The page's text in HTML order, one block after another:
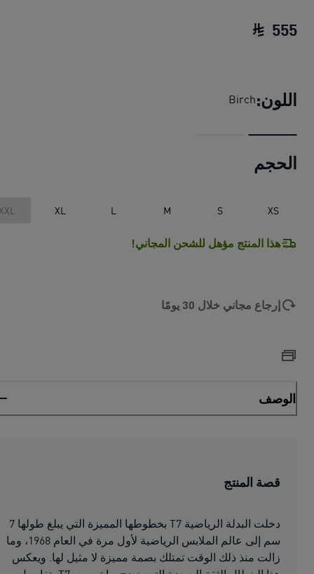
555
اللون:Birch
الحجم
XS
S
M
L
XL
هذا المنتج مؤهل للشحن المجاني!
إرجاع مجاني خلال 30 يومًا
الوصف
قصة المنتج
دخلت البدلة الرياضية T7 بخطوطها المميزة التي يبلغ طولها 7
سم إلى عالم الملابس الرياضية لأول مرة في العام 1968، وما
زالت منذ ذلك الوقت تمتلك بصمة مميزة لا مثيل لها. ويعكس